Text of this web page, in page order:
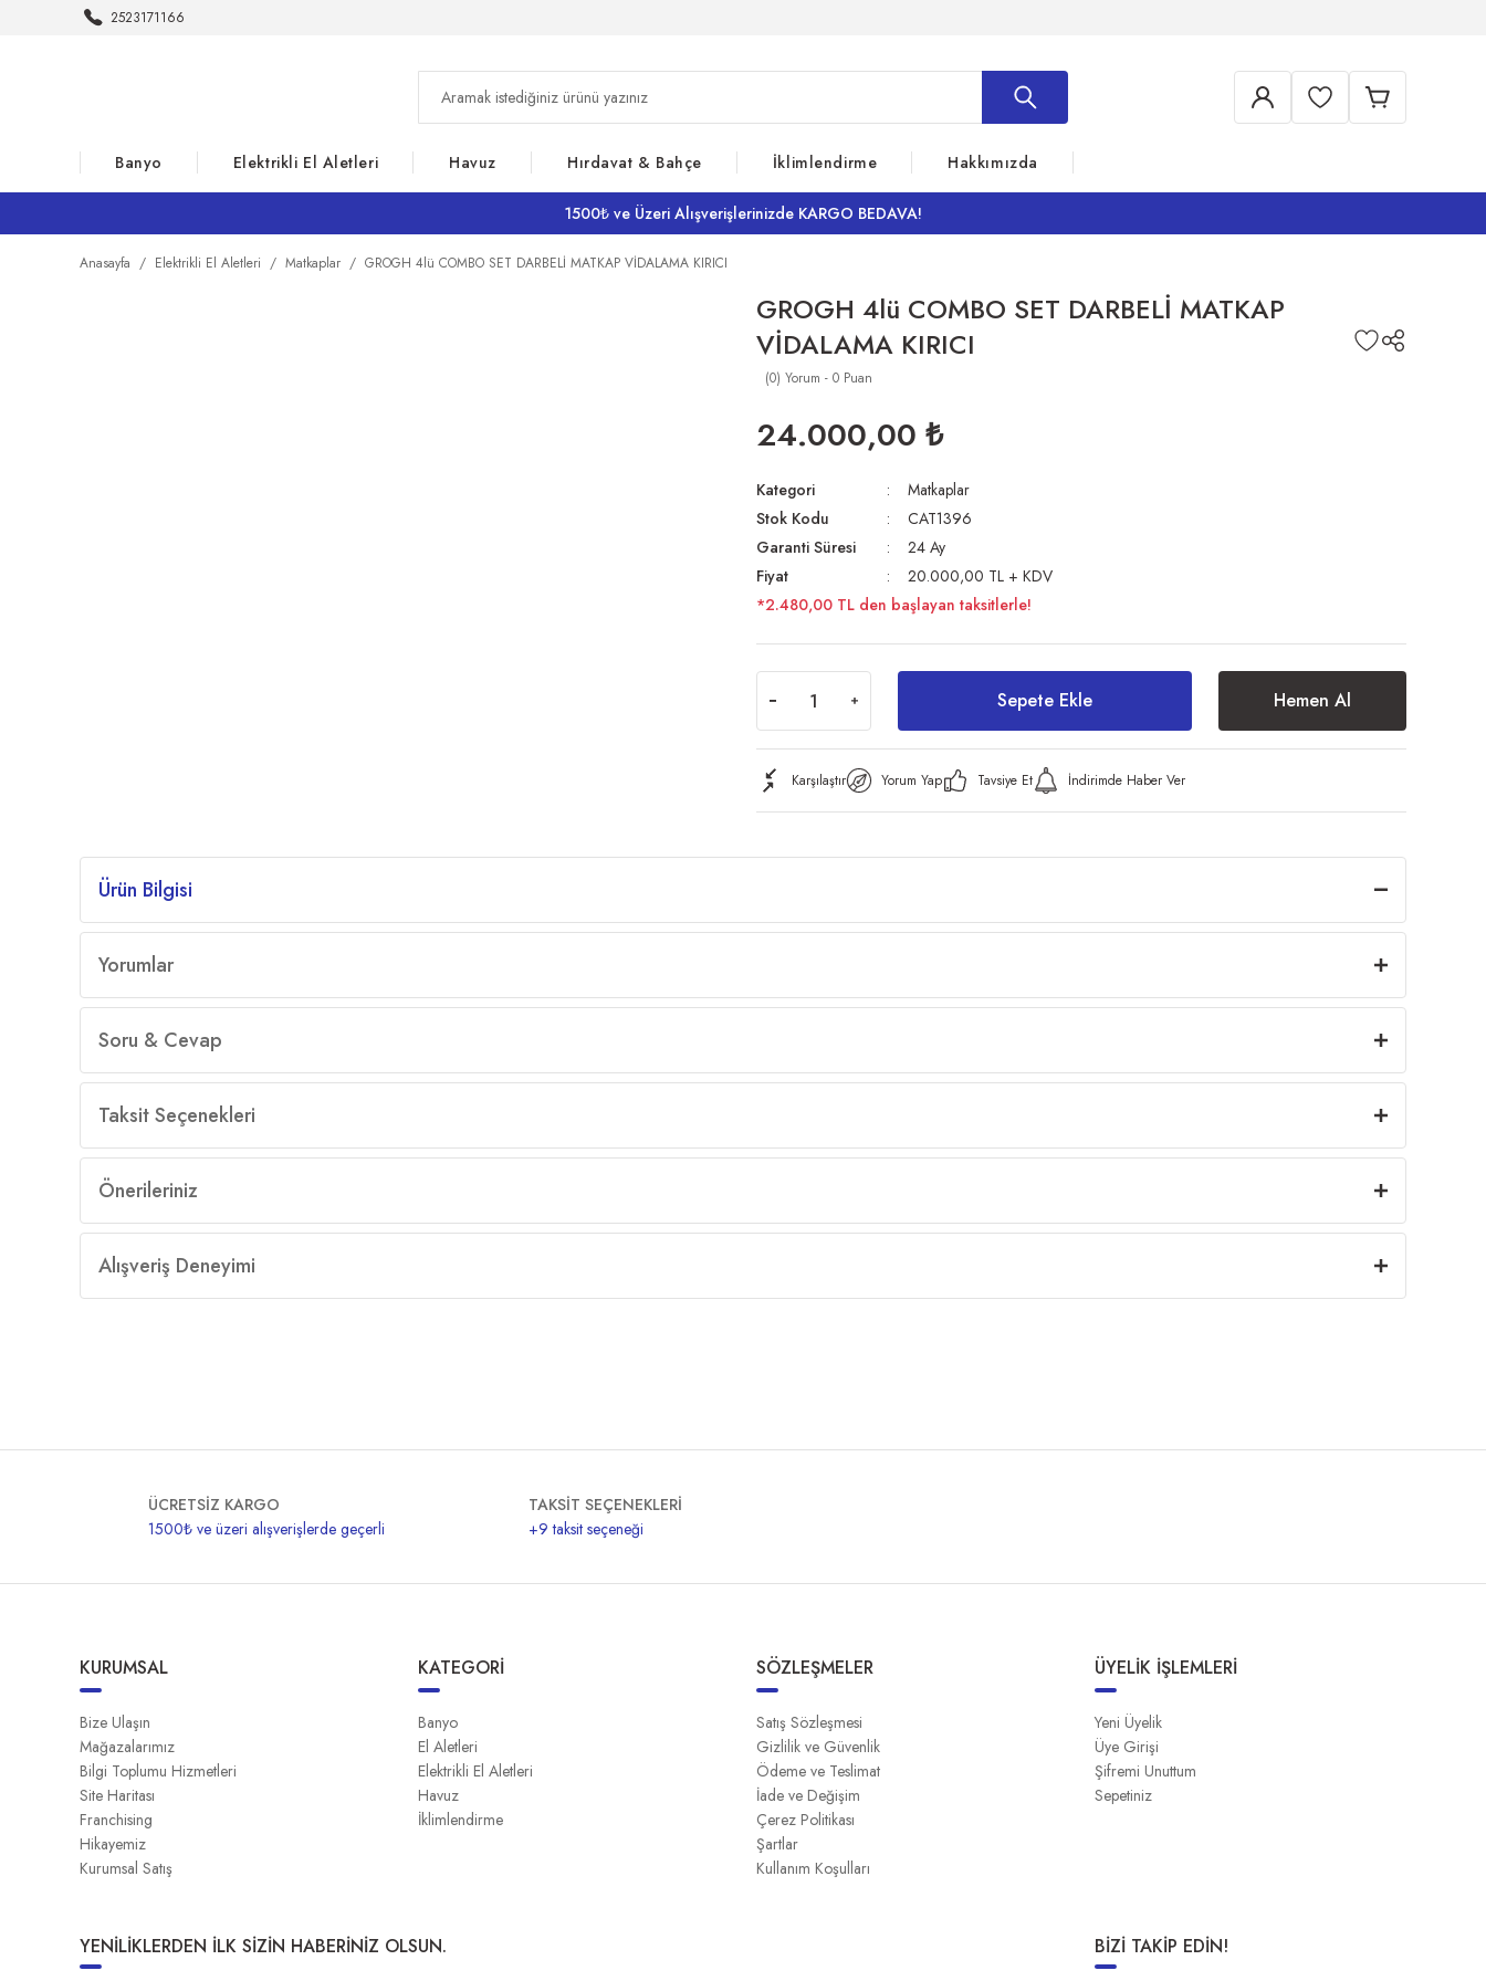
2523171166
Banyo Elektrikli El Aletleri Havuz Hırdavat & Bahçe İklimlendirme Hakkımızda
1500₺ ve Üzeri Alışverişlerinizde KARGO BEDAVA!
Anasayfa Elektrikli El Aletleri Matkaplar GROGH 4lü COMBO SET DARBELİ MATKAP VİDALAMA KIRICI
GROGH 4lü COMBO SET DARBELİ MATKAP
VİDALAMA KIRICI
(0) Yorum - 0 Puan
24.000,00 ₺
Kategori
Matkaplar
Stok Kodu
CAT1396
Garanti Süresi
24 Ay
Fiyat
20.000,00 TL + KDV
*2.480,00 TL den başlayan taksitlerle!
Sepete Ekle Hemen Al
Karşılaştır Yorum Yap Tavsiye Et İndirimde Haber Ver
Ürün Bilgisi
Yorumlar
Soru & Cevap
Taksit Seçenekleri
Önerileriniz
Alışveriş Deneyimi
ÜCRETSİZ KARGO
1500₺ ve üzeri alışverişlerde geçerli
TAKSİT SEÇENEKLERİ
+9 taksit seçeneği
KURUMSAL
Bize Ulaşın
Mağazalarımız
Bilgi Toplumu Hizmetleri
Site Haritası
Franchising
Hikayemiz
Kurumsal Satış
KATEGORİ
Banyo
El Aletleri
Elektrikli El Aletleri
Havuz
İklimlendirme
SÖZLEŞMELER
Satış Sözleşmesi
Gizlilik ve Güvenlik
Ödeme ve Teslimat
İade ve Değişim
Çerez Politikası
Şartlar
Kullanım Koşulları
ÜYELİK İŞLEMLERİ
Yeni Üyelik
Üye Girişi
Şifremi Unuttum
Sepetiniz
YENİLİKLERDEN İLK SİZİN HABERİNİZ OLSUN. BİZİ TAKİP EDİN!